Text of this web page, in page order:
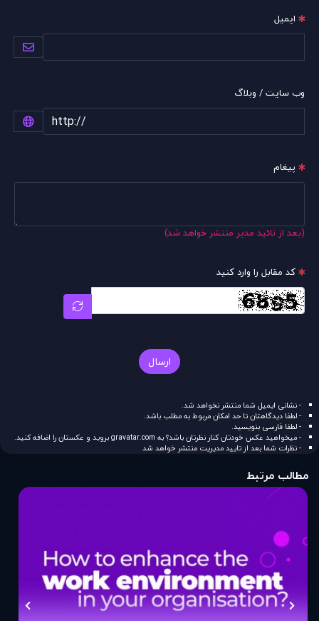
ایمیل
وب سایت / وبلاگ
پیغام
(بعد از تائید مدیر منتشر خواهد شد)
کد مقابل را وارد کنید
ارسال
- نشانی ایمیل شما منتشر نخواهد شد.
- لطفا دیدگاهتان تا حد امکان مربوط به مطلب باشد.
- لطفا فارسی بنویسید.
- میخواهید عکس خودتان کنار نظرتان باشد؟ به gravatar.comبروید و عکستان را اضافه کنید.
- نظرات شما بعد از تایید مدیریت منتشر خواهد شد
مطالب مرتبط